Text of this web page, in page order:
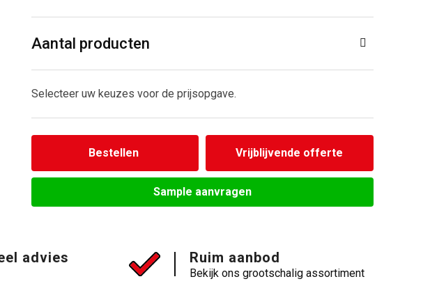
Aantal producten
Selecteer uw keuzes voor de prijsopgave.
Bestellen Vrijblijvende offerte
Sample aanvragen
advies Ruim aanbod
Bekijk ons grootschalig assortiment